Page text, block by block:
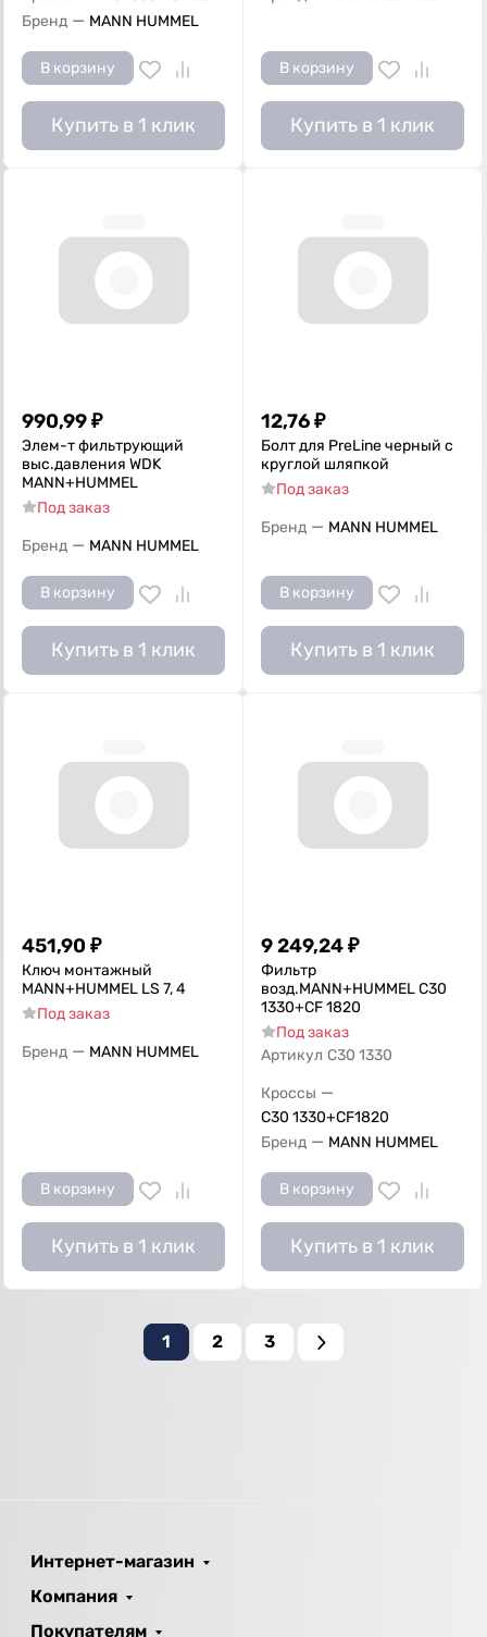
Бренд — MANN HUMMEL
В корзину
Купить в 1 клик
В корзину
Купить в 1 клик
990,99₽
Элем-т фильтрующий
выс.давления WDK
MANN+HUMMEL
Под заказ
Бренд — MANN HUMMEL
В корзину
Купить в 1 клик
12,76₽
Болт для PreLine черный с
круглой шляпкой
Под заказ
Бренд — MANN HUMMEL
В корзину
Купить в 1 клик
451,90 ₽
Ключ монтажный
MANN+HUMMEL LS 7, 4
Под заказ
Бренд — MANN HUMMEL
В корзину
Купить в 1 клик
9 249,24₽
Фильтр
возд.MANN+HUMMEL C30
1330+СF 1820
Под заказ
Артикул C30 1330
Кроссы —
C30 1330+СF1820
Бренд — MANN HUMMEL
В корзину
Купить в 1 клик
1 2 3
Интернет-магазин
Компания
Покупателям